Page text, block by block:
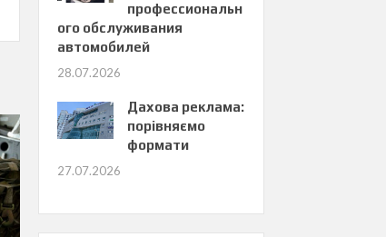
профессиональн
ого обслуживания
автомобилей
28.07.2026
Дахова реклама:
порівняємо
формати
27.07.2026